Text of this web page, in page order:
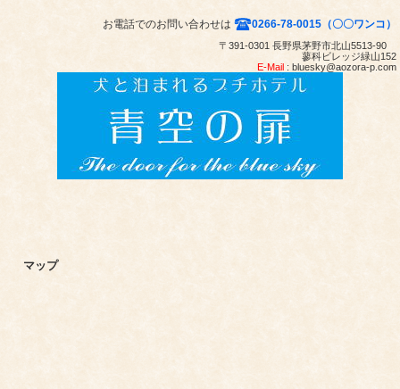
お電話でのお問い合わせは 0266-78-0015（〇〇ワンコ）
〒391-0301 長野県茅野市北山5513-90
蓼科ビレッジ緑山152
E-Mail : bluesky@aozora-p.com
マップ